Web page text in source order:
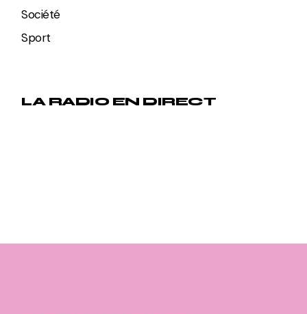
Société
Sport
LA RADIO EN DIRECT